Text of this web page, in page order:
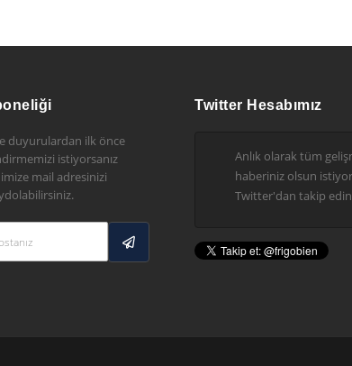
duyurulardan ilk önce
istiyorsanız
mail adresinizi
Twitter Hesabımız
Anlık olarak tüm
haberiniz olsun
Twitter'dan takip